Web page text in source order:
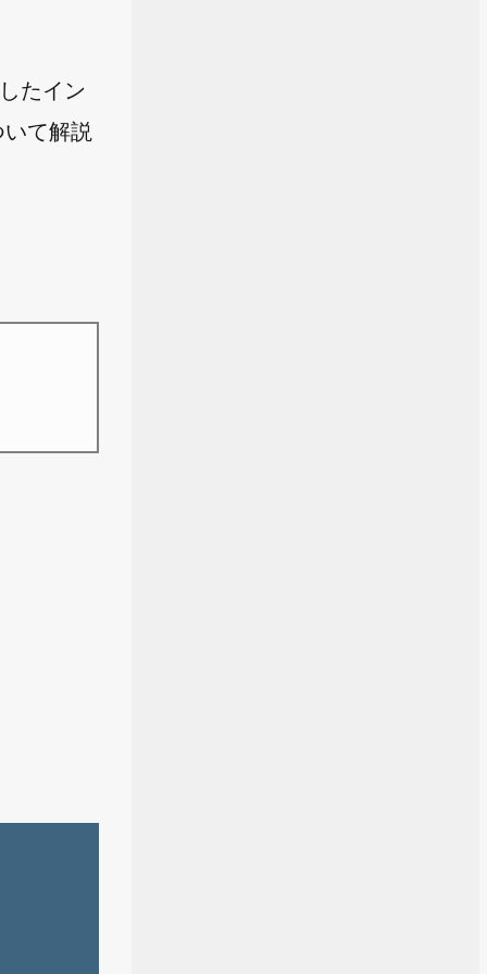
たイン
て解説